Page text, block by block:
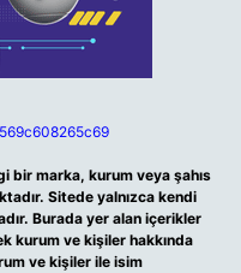
bir marka, kurum veya şahıs
Sitede yalnızca kendi
Burada yer alan içerikler
kurum ve kişiler hakkında
ve kişiler ile isim